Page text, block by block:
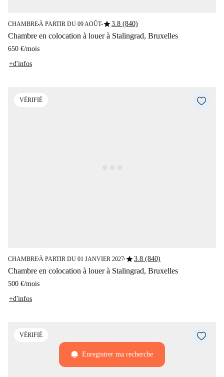
CHAMBRE■À PARTIR DU 09 AOÛT■star3.8 (840)
Chambre en colocation à louer à Stalingrad, Bruxelles
650 €/mois
+d'infos
VÉRIFIÉ
CHAMBRE■À PARTIR DU 01 JANVIER 2027■star3.8 (840)
Chambre en colocation à louer à Stalingrad, Bruxelles
500 €/mois
+d'infos
VÉRIFIÉ
Enregistrer ma recherche